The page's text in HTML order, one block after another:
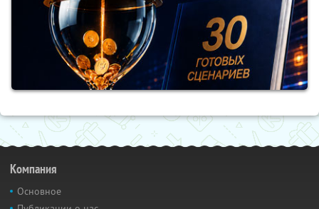
Компания
Основное